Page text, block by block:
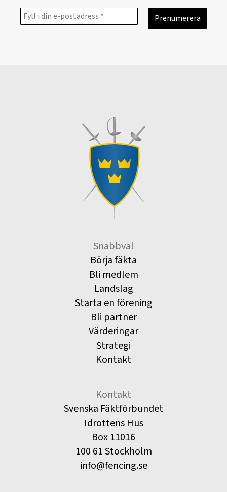
Snabbval
Börja fäkta
Bli medlem
Landslag
Starta en förening
Bli partner
Värderingar
Strategi
Kontakt
Kontakt
Svenska Fäktförbundet
Idrottens Hus
Box 11016
100 61 Stockholm
info@fencing.se